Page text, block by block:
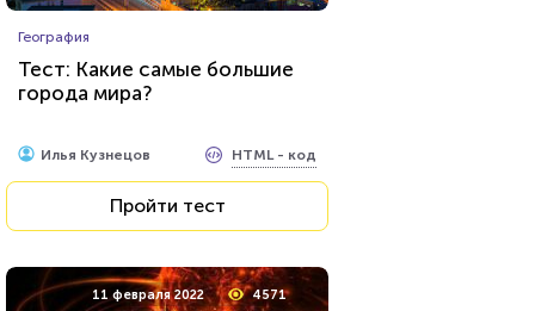
География
Тест: Какие самые большие
города мира?
Илья Кузнецов HTML - код
Пройти тест
11 февраля 2022 4571